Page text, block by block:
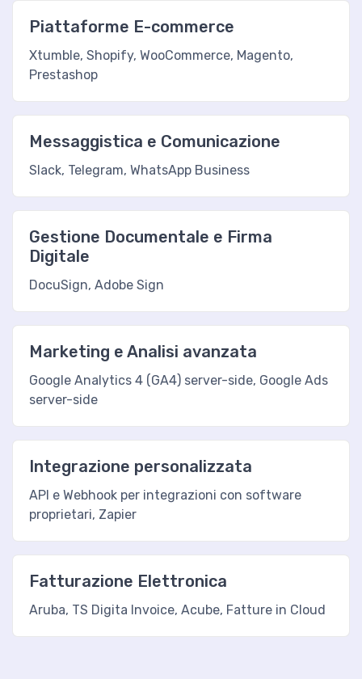
Piattaforme E-commerce
Xtumble, Shopify, WooCommerce, Magento,
Prestashop
Messaggistica e Comunicazione
Slack, Telegram, WhatsApp Business
Gestione Documentale e Firma
Digitale
DocuSign, Adobe Sign
Marketing e Analisi avanzata
Google Analytics 4 (GA4) server-side, Google Ads
server-side
Integrazione personalizzata
API e Webhook per integrazioni con software
proprietari, Zapier
Fatturazione Elettronica
Aruba, TS Digita Invoice, Acube, Fatture in Cloud